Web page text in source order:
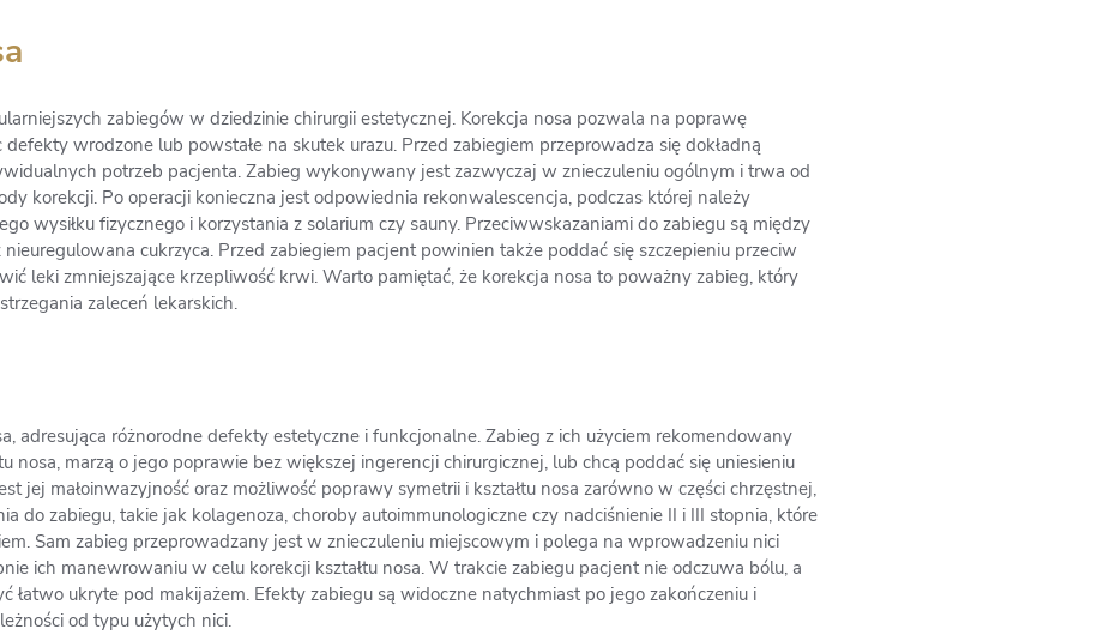
zabiegów w dziedzinie chirurgii estetycznej. Korekcja nosa pozwala na poprawę
wrodzone lub powstałe na skutek urazu. Przed zabiegiem przeprowadza się dokładną
potrzeb pacjenta. Zabieg wykonywany jest zazwyczaj w znieczuleniu ogólnym i trwa od
korekcji. Po operacji konieczna jest odpowiednia rekonwalescencja, podczas której należy
wysiłku fizycznego i korzystania z solarium czy sauny. Przeciwwskazaniami do zabiegu są między
cukrzyca. Przed zabiegiem pacjent powinien także poddać się szczepieniu przeciw
leki zmniejszające krzepliwość krwi. Warto pamiętać, że korekcja nosa to poważny zabieg, który
zaleceń lekarskich.
adresująca różnorodne defekty estetyczne i funkcjonalne. Zabieg z ich użyciem rekomendowany
nosa, marzą o jego poprawie bez większej ingerencji chirurgicznej, lub chcą poddać się uniesieniu
jej małoinwazyjność oraz możliwość poprawy symetrii i kształtu nosa zarówno w części chrzęstnej,
do zabiegu, takie jak kolagenoza, choroby autoimmunologiczne czy nadciśnienie II i III stopnia, które
Sam zabieg przeprowadzany jest w znieczuleniu miejscowym i polega na wprowadzeniu nici
ich manewrowaniu w celu korekcji kształtu nosa. W trakcie zabiegu pacjent nie odczuwa bólu, a
łatwo ukryte pod makijażem. Efekty zabiegu są widoczne natychmiast po jego zakończeniu i
od typu użytych nici.